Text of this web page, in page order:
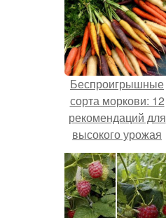
Беспроигрышные
сорта моркови: 12
рекомендаций для
высокого урожая